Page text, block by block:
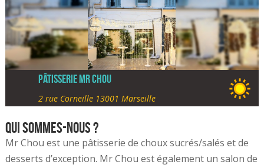
Pâtisserie Mr Chou
2 rue Corneille 13001 Marseille
Qui sommes-nous ?
Mr Chou est une pâtisserie de choux sucrés/salés et de
desserts d’exception. Mr Chou est également un salon de